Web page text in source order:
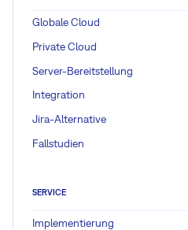
Globale Cloud
Private Cloud
Server-Bereitstellung
Integration
Jira-Alternative
Fallstudien
SERVICE
Implementierung